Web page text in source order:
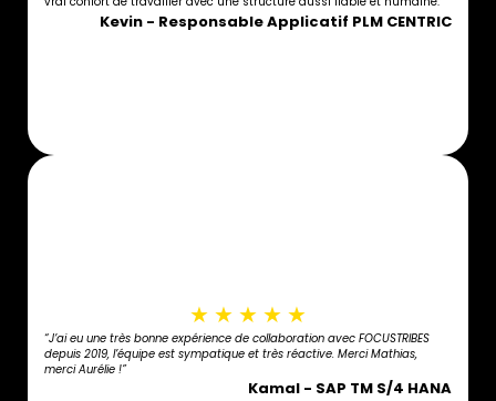
Kevin - Responsable Applicatif PLM CENTRIC
★ ★ ★ ★ ★
“J’ai eu une très bonne expérience de collaboration avec FOCUSTRIBES
depuis 2019, l’équipe est sympatique et très réactive. Merci Mathias,
merci Aurélie !”
Kamal - SAP TM S/4 HANA